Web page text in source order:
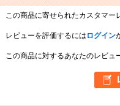
この商品に寄せられたカスタマー
レビューを評価するには ログイン
この商品に対するあなたのレビュ